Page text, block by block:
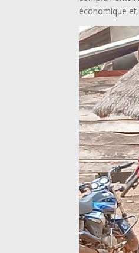
économique et